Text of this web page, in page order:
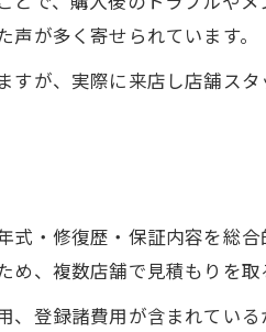
時期による中古車の損得ポ
車選びで失敗しやすいチェッ
県の中古車市場で注意した
車おすすめ装備と使い勝手
乗るなら中古車のメンテナ
車選びでチェックしたい室
が多く寄せられています。
が、実際に来店し店舗ス
・修復歴・保証内容を総
、複数店舗で見積もりを取
登録諸費用が含まれてい